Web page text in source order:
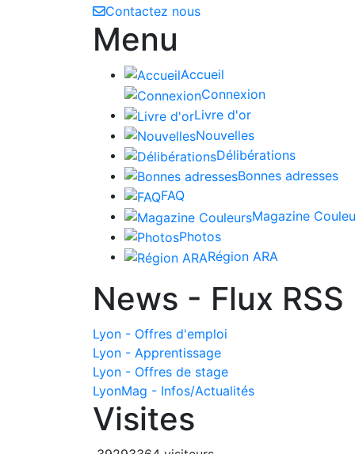
Contactez nous
Menu
Accueil
Connexion
Livre d'or
Nouvelles
Délibérations
Bonnes adresses
FAQ
Magazine
Photos
Région ARA
News - Flux RSS
Lyon - Offres d'emploi
Lyon - Apprentissage
Lyon - Offres de stage
LyonMag - Infos/Actualités
Visites